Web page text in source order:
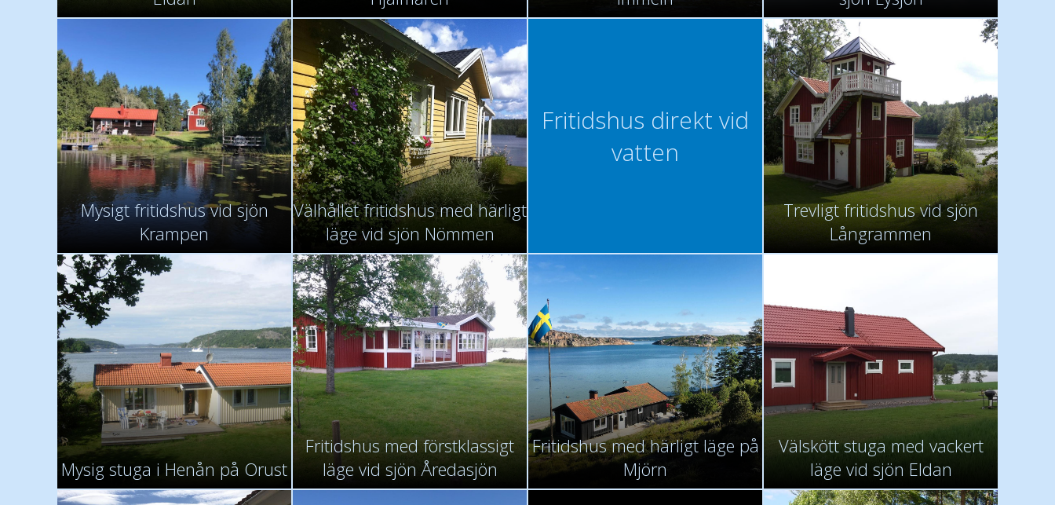
Mysigt fritidshus vid sjön
Krampen
Välhållet fritidshus med härligt
läge vid sjön Nömmen
Fritidshus direkt vid
vatten
Trevligt fritidshus vid sjön
Långrammen
Mysig stuga i Henån på Orust
Fritidshus med förstklassigt
läge vid sjön Åredasjön
Fritidshus med härligt läge på
Mjörn
Välskött stuga med vackert
läge vid sjön Eldan